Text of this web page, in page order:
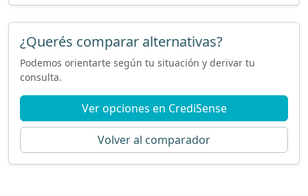
¿Querés comparar alternativas?
Podemos orientarte según tu situación y derivar tu
consulta.
Ver opciones en CrediSense
Volver al comparador